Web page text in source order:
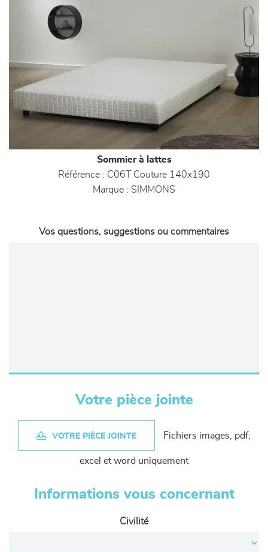
Sommier à lattes
Référence : C06T Couture 140x190
Marque : SIMMONS
Vos questions, suggestions ou commentaires
Votre pièce jointe
VOTRE PIÈCE JOINTE Fichiers images, pdf,
excel et word uniquement
Informations vous concernant
Civilité